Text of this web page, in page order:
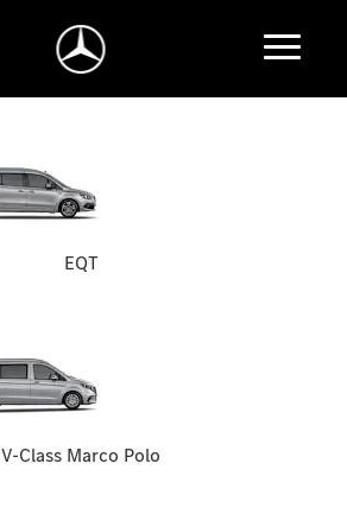
EQT
V-Class Marco Polo